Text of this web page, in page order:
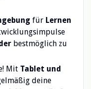
für Lernen
bestmöglich zu
Mit Tablet und
deine